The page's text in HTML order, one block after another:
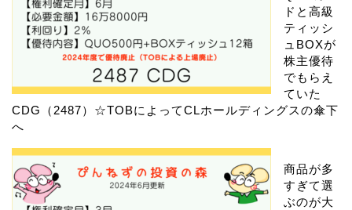
ドと高級
ティッシ
ュBOXが
株主優待
でもらえ
ていた
CDG（2487）☆TOBによってCLホールディングスの傘下
へ
商品が多
すぎて選
ぶのが大